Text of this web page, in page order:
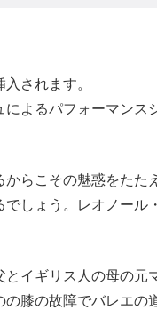
されます。
よるパフォーマンス
らこその魅惑をたた
しょう。レオノール
イギリス人の母の元
膝の故障でバレエの